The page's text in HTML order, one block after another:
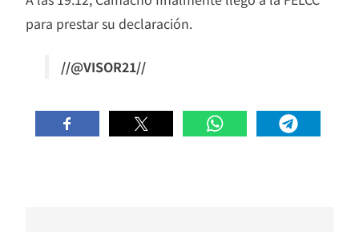
para prestar su declaración.
//@VISOR21//